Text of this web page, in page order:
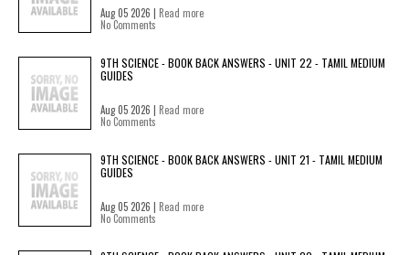
Aug 05 2026 | Read more
No Comments
9TH SCIENCE - BOOK BACK ANSWERS - UNIT 22 - TAMIL MEDIUM
GUIDES
Aug 05 2026 | Read more
No Comments
9TH SCIENCE - BOOK BACK ANSWERS - UNIT 21 - TAMIL MEDIUM
GUIDES
Aug 05 2026 | Read more
No Comments